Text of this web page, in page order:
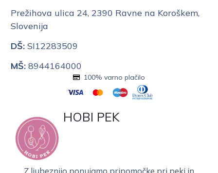
Prežihova ulica 24, 2390 Ravne na Koroškem,
Slovenija
DŠ: SI12283509
MŠ: 8944164000
HOBI PEK
100% varno plačilo